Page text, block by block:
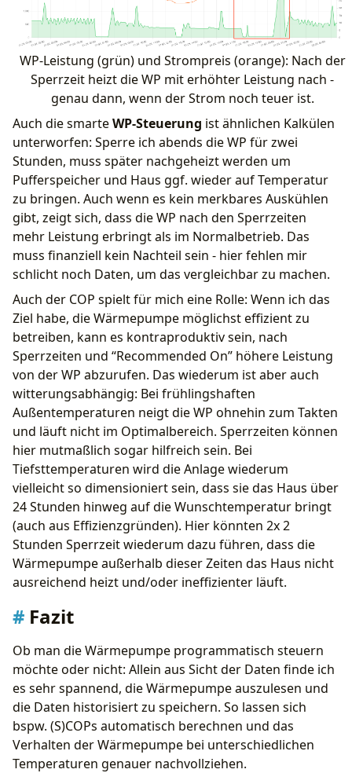
WP-Leistung (grün) und Strompreis (orange): Nach der
Sperrzeit heizt die WP mit erhöhter Leistung nach -
genau dann, wenn der Strom noch teuer ist.
Auch die smarteWP-Steuerung ist ähnlichen Kalkülen
unterworfen: Sperre ich abends die WP für zwei
Stunden, muss später nachgeheizt werden um
Pufferspeicher und Haus ggf. wieder auf Temperatur
zu bringen. Auch wenn es kein merkbares Auskühlen
gibt, zeigt sich, dass die WP nach den Sperrzeiten
mehr Leistung erbringt als im Normalbetrieb. Das
muss finanziell kein Nachteil sein - hier fehlen mir
schlicht noch Daten, um das vergleichbar zu machen.
Auch der COP spielt für mich eine Rolle: Wenn ich das
Ziel habe, die Wärmepumpe möglichst effizient zu
betreiben, kann es kontraproduktiv sein, nach
Sperrzeiten und “Recommended On” höhere Leistung
von der WP abzurufen. Das wiederum ist aber auch
witterungsabhängig: Bei frühlingshaften
Außentemperaturen neigt die WP ohnehin zum Takten
und läuft nicht im Optimalbereich. Sperrzeiten können
hier mutmaßlich sogar hilfreich sein. Bei
Tiefsttemperaturen wird die Anlage wiederum
vielleicht so dimensioniert sein, dass sie das Haus über
24 Stunden hinweg auf die Wunschtemperatur bringt
(auch aus Effizienzgründen). Hier könnten 2x 2
Stunden Sperrzeit wiederum dazu führen, dass die
Wärmepumpe außerhalb dieser Zeiten das Haus nicht
ausreichend heizt und/oder ineffizienter läuft.
Fazit
Ob man die Wärmepumpe programmatisch steuern
möchte oder nicht: Allein aus Sicht der Daten finde ich
es sehr spannend, die Wärmepumpe auszulesen und
die Daten historisiert zu speichern. So lassen sich
bspw. (S)COPs automatisch berechnen und das
Verhalten der Wärmepumpe bei unterschiedlichen
Temperaturen genauer nachvollziehen.